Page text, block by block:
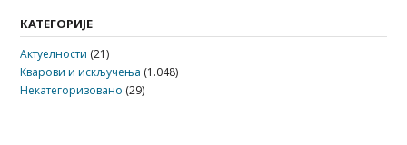
КАТЕГОРИЈЕ
Актуелности (21)
Кварови и искључења (1.048)
Некатегоризовано (29)